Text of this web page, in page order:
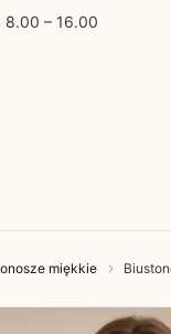
8.00 – 16.00
miękkie